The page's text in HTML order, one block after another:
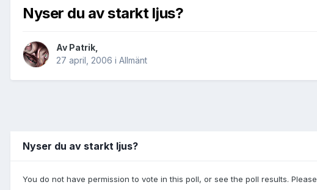
Nyser du av starkt ljus?
Av Patrik
27 april, 2006 i Allmänt
Nyser du av starkt ljus?
You do not have permission to vote in this poll, or see the poll results. Please